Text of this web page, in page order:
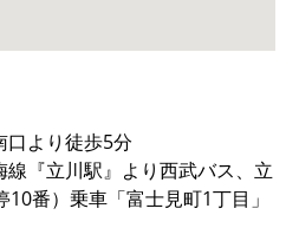
口より徒歩5分
線『立川駅』より西武バス、立
番）乗車「富士見町1丁目」